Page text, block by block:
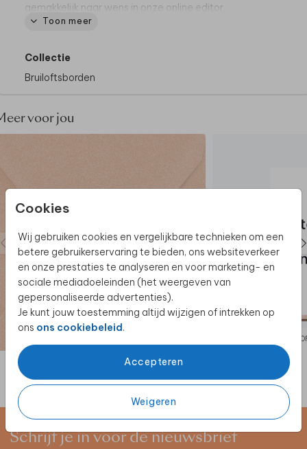
Cookies
Wij gebruiken cookies en vergelijkbare technieken om een
betere gebruikerservaring te bieden, ons websiteverkeer
en onze prestaties te analyseren en voor marketing- en
sociale mediadoeleinden (het weergeven van
gepersonaliseerde advertenties).
Je kunt jouw toestemming altijd wijzigen of intrekken op
ons ons cookiebeleid.
Accepteren
Weigeren
gemakkelijk naar wens in onze online editor.
Materiaal:
Dikte Forex:
De hele collectie bekijken? Je vindtalle
bruiloftsborden
alle beschikbare materialen
Toon meer
Collectie
Bruiloftsborden
voor jou
Schrijf je in voor de nieuwsbrief